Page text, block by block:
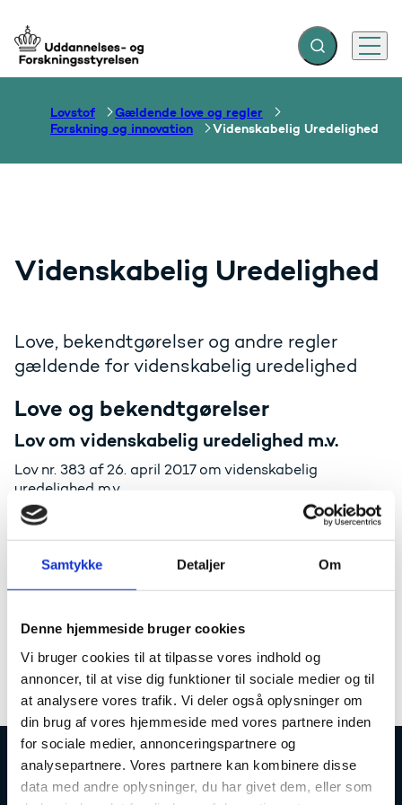
Samtykke Detaljer Om
Denne hjemmeside bruger cookies
Vi bruger cookies til at tilpasse vores indhold og
annoncer, til at vise dig funktioner til sociale medier og til
at analysere vores trafik. Vi deler også oplysninger om
din brug af vores hjemmeside med vores partnere inden
for sociale medier, annonceringspartnere og
analysepartnere. Vores partnere kan kombinere disse
data med andre oplysninger, du har givet dem, eller som
Gå til forsiden Fold søgefelt ud
Menu
Lovstof
Gældende love og regler
Forskning og innovation
Videnskabelig Uredelighed
Videnskabelig Uredelighed
Love, bekendtgørelser og andre regler
gældende for videnskabelig uredelighed
Love og bekendtgørelser
Lov om videnskabelig uredelighed m.v.
Lov nr. 383 af 26. april 2017 om videnskabelig
uredelighed m.v.
Læs loven - hos Retsinformation
Forretningsorden
Uredelighed af 1. september 2023
Læs nævnets forretningsorden (pdf)
Uddannelses- og Forskningsstyrelsen